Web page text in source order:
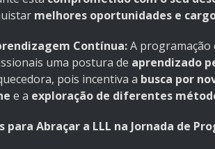
melhores oportunidades e
Contínua:A programação
uma postura de aprendizado
pois incentiva a busca por
e a exploração de diferentes
para Abraçar a LLL na Jornada de